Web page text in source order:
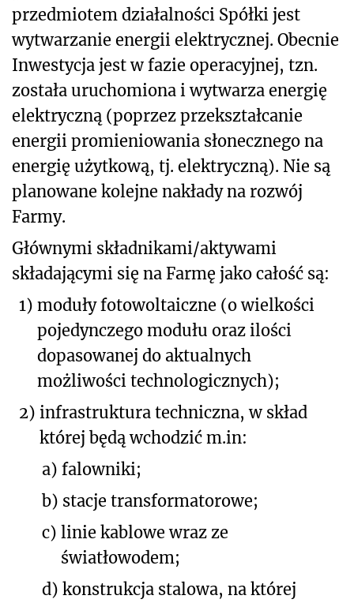
przedmiotem działalności Spółki jest
wytwarzanie energii elektrycznej. Obecnie
Inwestycja jest w fazie operacyjnej, tzn.
została uruchomiona i wytwarza energię
elektryczną (poprzez przekształcanie
energii promieniowania słonecznego na
energię użytkową, tj. elektryczną). Nie są
planowane kolejne nakłady na rozwój
Farmy.
Głównymi składnikami/aktywami
składającymi się na Farmę jako całość są:
1) moduły fotowoltaiczne (o wielkości
pojedynczego modułu oraz ilości
dopasowanej do aktualnych
możliwości technologicznych);
2) infrastruktura techniczna, w skład
której będą wchodzić m.in:
a) falowniki;
b) stacje transformatorowe;
c) linie kablowe wraz ze
światłowodem;
d) konstrukcja stalowa, na której